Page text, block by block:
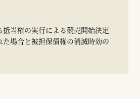
当権の実行による競売開始決定
た場合と被担保債権の消滅時効の